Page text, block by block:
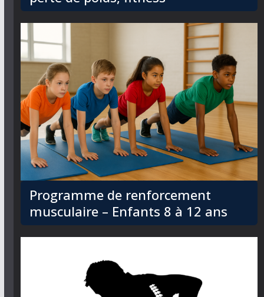
Programme de renforcement
musculaire – Enfants 8 à 12 ans